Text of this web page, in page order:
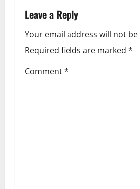
Leave a Reply
Your email address will not
Required fields are marked *
Comment*